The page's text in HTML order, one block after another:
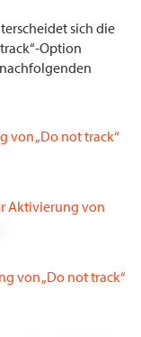
sich die
Option
von „Do not track“
Aktivierung von
von „Do not track“